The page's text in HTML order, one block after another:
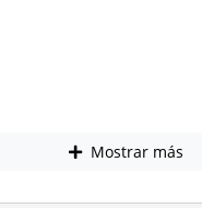
Mostrar más